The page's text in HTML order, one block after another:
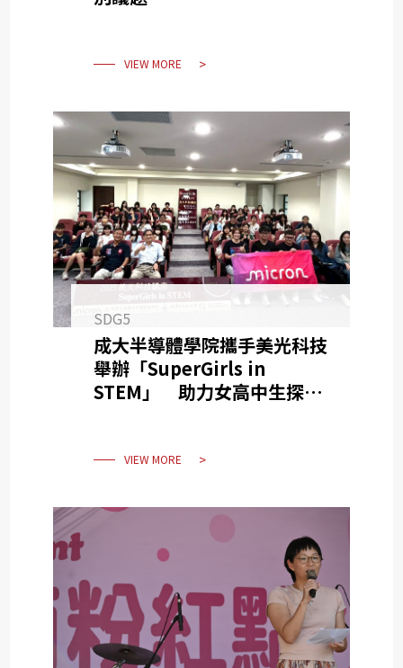
VIEW MORE
SDG5
成大半導體學院攜手美光科技
舉辦「SuperGirls in
STEM」 助力女高中生探索
VIEW MORE